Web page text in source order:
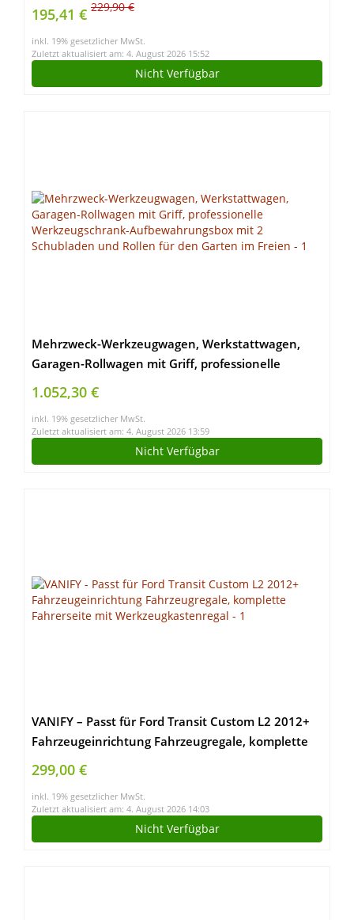
(Blau)
195,41 € 229,90 €
inkl. 19% gesetzlicher MwSt.
Zuletzt aktualisiert am: 4. August 2026 15:52
Nicht Verfügbar
Mehrzweck-Werkzeugwagen, Werkstattwagen,
Garagen-Rollwagen mit Griff, professionelle
Werkzeugschrank-Aufbewahrungsbox mit 2
Schubladen und Rollen für den Garten im Freien
1.052,30 €
inkl. 19% gesetzlicher MwSt.
Zuletzt aktualisiert am: 4. August 2026 13:59
Nicht Verfügbar
VANIFY – Passt für Ford Transit Custom L2 2012+
Fahrzeugeinrichtung Fahrzeugregale, komplette
Fahrerseite mit Werkzeugkastenregal
299,00 €
inkl. 19% gesetzlicher MwSt.
Zuletzt aktualisiert am: 4. August 2026 14:03
Nicht Verfügbar